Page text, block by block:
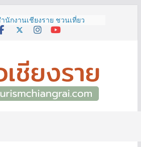
นักงานเชียงราย ชวนเที่ยว
ายหน้าฝน ให้ชุ่มฉ่ำหัวใจไปกับ
ย หมวด ขจ เปิดประมูลออนไลน์
เลขเด่น เลขมงคล ความหมาย
อกหลากหลายทั้ง 301 หมายเลข
ที่เที่ยวชมงานเทศกาลโล้ชิงช้า